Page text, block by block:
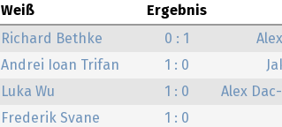
Weiß Ergebnis
Richard Bethke 0 : 1
Andrei Ioan Trifan 1 : 0
Luka Wu 1 : 0 Alex
Frederik Svane 1 : 0